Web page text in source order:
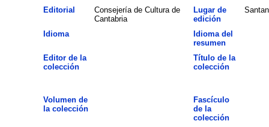
Editorial
Consejería de Cultura de
Cantabria
Lugar de
edición
Idioma
Idioma del
resumen
Editor de la
colección
Título de la
colección
Volumen de
la colección
Fascículo
de la
colección